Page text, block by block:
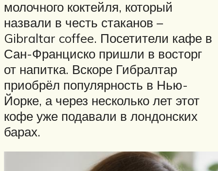
молочного коктейля, который
назвали в честь стаканов –
Gibraltar coffee. Посетители кафе в
Сан-Франциско пришли в восторг
от напитка. Вскоре Гибралтар
приобрёл популярность в Нью-
Йорке, а через несколько лет этот
кофе уже подавали в лондонских
барах.